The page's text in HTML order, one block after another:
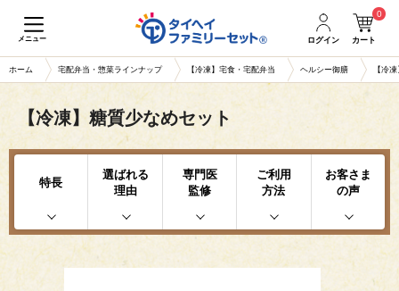
メニュー ログイン カート
0
ホーム 宅配弁当・惣菜ラインナップ 【冷凍】宅食・宅配弁当 ヘルシー御膳 【冷
【冷凍】糖質少なめセット
特長
選ばれる
理由
専門医
監修
ご利用
方法
お客さま
の声